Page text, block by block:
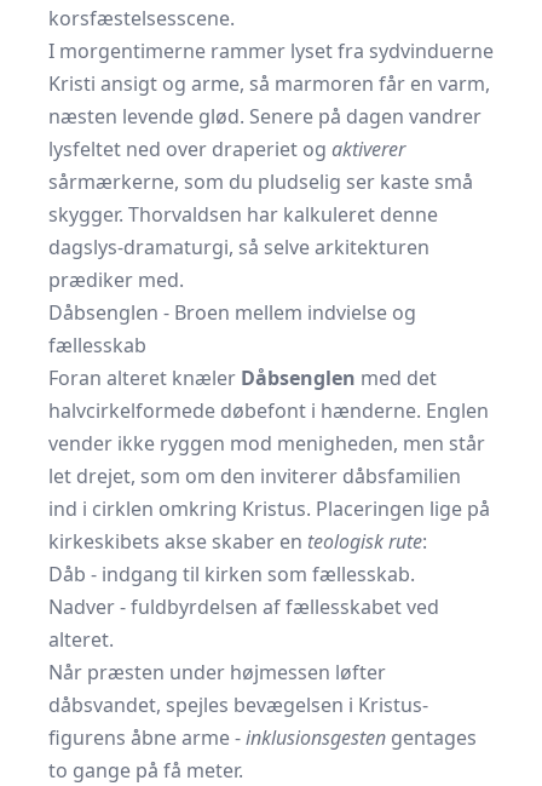
korsfæstelsesscene.
I morgentimerne rammer lyset fra sydvinduerne
Kristi ansigt og arme, så marmoren får en varm,
næsten levende glød. Senere på dagen vandrer
lysfeltet ned over draperiet og aktiverer
sårmærkerne, som du pludselig ser kaste små
skygger. Thorvaldsen har kalkuleret denne
dagslys-dramaturgi, så selve arkitekturen
prædiker med.
Dåbsenglen - Broen mellem indvielse og
fællesskab
Foran alteret knæler Dåbsenglen med det
halvcirkelformede døbefont i hænderne. Englen
vender ikke ryggen mod menigheden, men står
let drejet, som om den inviterer dåbsfamilien
ind i cirklen omkring Kristus. Placeringen lige på
kirkeskibets akse skaber en teologisk rute:
Dåb - indgang til kirken som fællesskab.
Nadver - fuldbyrdelsen af fællesskabet ved
alteret.
Når præsten under højmessen løfter
dåbsvandet, spejles bevægelsen i Kristus-
figurens åbne arme -inklusionsgesten gentages
to gange på få meter.